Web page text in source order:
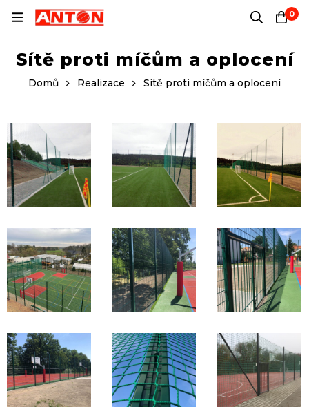
0
Sítě proti míčům a oplocení
Domů Realizace Sítě proti míčům a oplocení